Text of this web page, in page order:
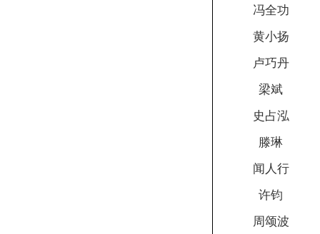
冯全功
黄小扬
卢巧丹
梁斌
史占泓
滕琳
闻人行
许钧
周颂波